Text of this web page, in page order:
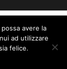
i contenuti del
.
avere la
ad utilizzare
felice.